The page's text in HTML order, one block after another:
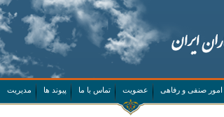
امور صنفی و رفاهی عضویت تماس با ما پیوند ها مدیریت